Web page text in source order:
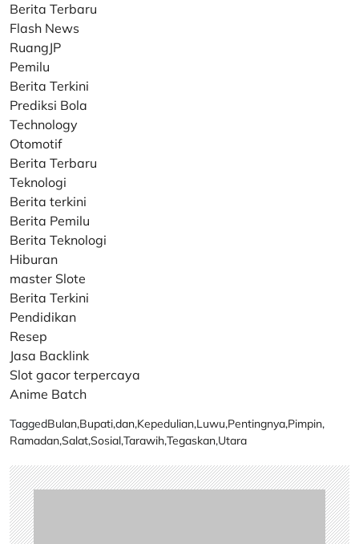
Berita Terbaru
Flash News
RuangJP
Pemilu
Berita Terkini
Prediksi Bola
Technology
Otomotif
Berita Terbaru
Teknologi
Berita terkini
Berita Pemilu
Berita Teknologi
Hiburan
master Slote
Berita Terkini
Pendidikan
Resep
Jasa Backlink
Slot gacor terpercaya
Anime Batch
TaggedBulan,Bupati,dan,Kepedulian,Luwu,Pentingnya,Pimpin,
Ramadan,Salat,Sosial,Tarawih,Tegaskan,Utara